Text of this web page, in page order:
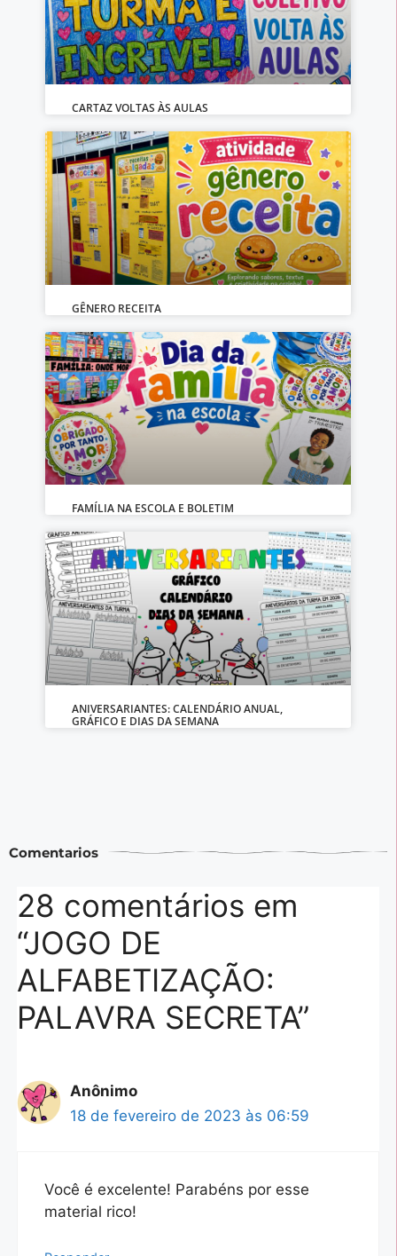
CARTAZ VOLTAS ÀS AULAS
GÊNERO RECEITA
FAMÍLIA NA ESCOLA E BOLETIM
ANIVERSARIANTES: CALENDÁRIO ANUAL,
GRÁFICO E DIAS DA SEMANA
Comentarios
28 comentários em
“JOGO DE
ALFABETIZAÇÃO:
PALAVRA SECRETA”
Anônimo
18 de fevereiro de 2023 às 06:59
Você é excelente! Parabéns por esse
material rico!